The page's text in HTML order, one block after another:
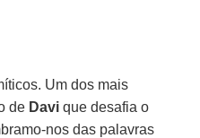
Um dos mais
de Davi que desafia o
nos das palavras